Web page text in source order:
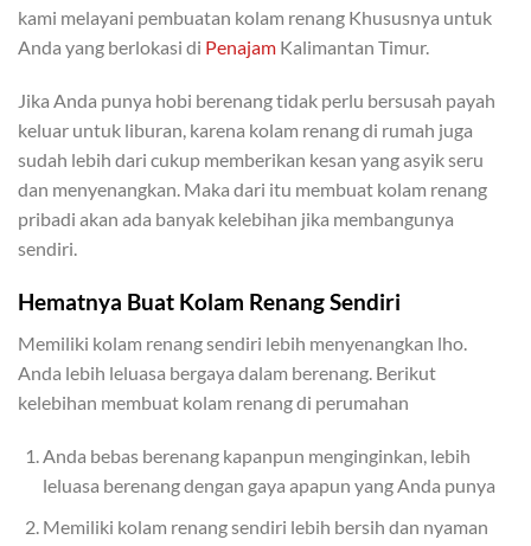
kami melayani pembuatan kolam renang Khususnya untuk
Anda yang berlokasi di Penajam Kalimantan Timur.
Jika Anda punya hobi berenang tidak perlu bersusah payah
keluar untuk liburan, karena kolam renang di rumah juga
sudah lebih dari cukup memberikan kesan yang asyik seru
dan menyenangkan. Maka dari itu membuat kolam renang
pribadi akan ada banyak kelebihan jika membangunya
sendiri.
Hematnya Buat Kolam Renang Sendiri
Memiliki kolam renang sendiri lebih menyenangkan lho.
Anda lebih leluasa bergaya dalam berenang. Berikut
kelebihan membuat kolam renang di perumahan
Anda bebas berenang kapanpun menginginkan, lebih
leluasa berenang dengan gaya apapun yang Anda punya
Memiliki kolam renang sendiri lebih bersih dan nyaman